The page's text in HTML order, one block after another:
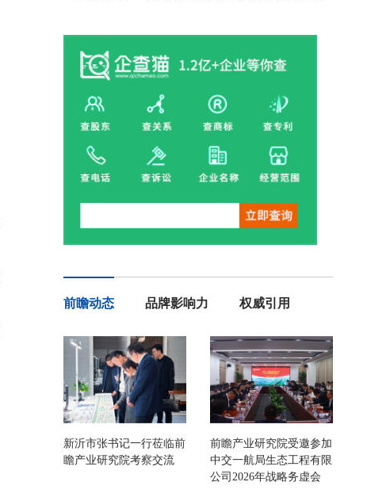
前瞻动态 品牌影响力 权威引用
新沂市张书记一行莅临前
瞻产业研究院考察交流
前瞻产业研究院受邀参加
中交一航局生态工程有限
公司2026年战略务虚会